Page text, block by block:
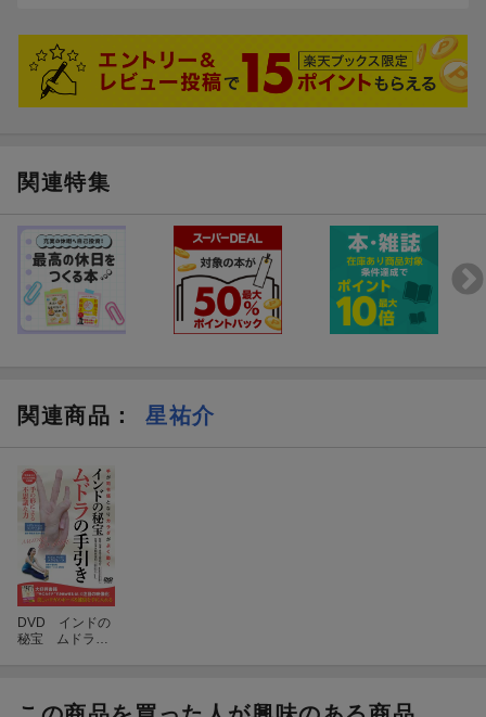
5 引きこもりの人達へ
6 “常識”に縛られるな！
7 いじめなんかについても思うこと
関連特集
関連商品 ： 星祐介
DVD インドの
秘宝 ムドラの